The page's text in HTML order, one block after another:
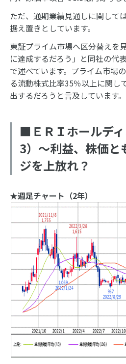
ただ、通期業績見通しに関して
据え置きとしています。
東証プライム市場へ区分替えを
に達成するだろう」と同社の代
で述べています。プライム市場
る流動株式比率35％以上に関し
出するだろうと言及しています。
■ＥＲＩホールデ
3）～利益、株価と
ジを上放れ？
★週足チャート（2年）